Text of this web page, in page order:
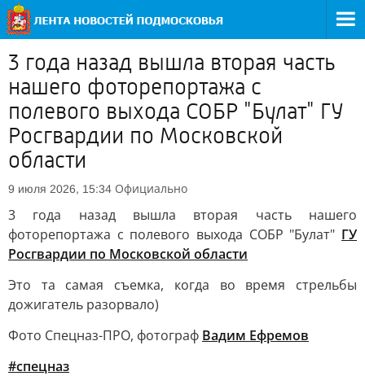
3 года назад вышла вторая часть
нашего фоторепортажа с
полевого выхода СОБР "Булат" ГУ
Росгвардии по Московской
области
9 июля 2026, 15:34 Официально
3 года назад вышла вторая часть нашего
фоторепортажа с полевого выхода СОБР "Булат" ГУ
Росгвардии по Московской области
Это та самая съемка, когда во время стрельбы
дожигатель разорвало)
Фото Спецназ-ПРО, фотограф Вадим Ефремов
#спецназ